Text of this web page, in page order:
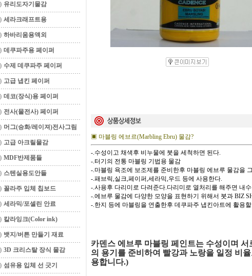
유리도자기물감
세라크래프트용
하바리움용액외
데쿠파주용 페이퍼
수제 데쿠파주 페이퍼
고급 냅킨 페이퍼
데코(장식)용 페이퍼
전사(물전사) 페이퍼
머그(승화/레이져)전사그림
고급 아크릴물감
MDF반제품들
스텐실용도안들
꼴라주 입체 칩보드
세라믹/포셀린 안료
칼라잉크(Color ink)
뱃지/버튼 만들기 재료
3D 크리스탈 장식 물감
섬유용 입체 선 긋기
▣ 마블링 에브르(Marbling Ebru) 물감?
-.수성이고 채색후 비누물에 붓을 세척하면 된다.
-.터기의 전통 마블링 기법용 물감
-.마블링 욕조에 보조제를 준비한후 마블링 에브루 물감을
-.패브릭,실크,페이퍼,세라믹,우드 등에 사용한다.
-.사용후 다리미로 다려준다.다리미로 열처리를 해주면 내
-.에브루 물감에 다양한 모양을 표현하기 위해서 붓과 BIZ
-.한지 등에 마블링을 연출한후 데쿠파주 냅킨아트에 활용
카덴스 에브루 마블링 페인트는 수성이며
의 용기를 준비하여 빨강과 노랑을 일정 비
용합니다.)